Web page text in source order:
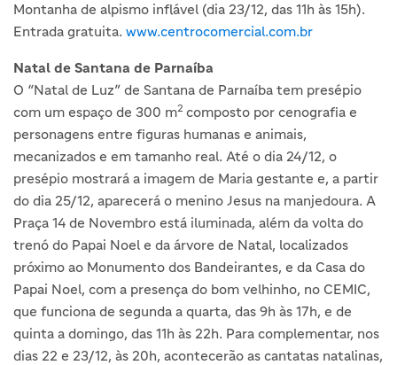
Montanha de alpismo inflável (dia 23/12, das 11h às 15h).
Entrada gratuita. www.centrocomercial.com.br
Natal de Santana de Parnaíba
O “Natal de Luz” de Santana de Parnaíba tem presépio
com um espaço de 300 m2 composto por cenografia e
personagens entre figuras humanas e animais,
mecanizados e em tamanho real. Até o dia 24/12, o
presépio mostrará a imagem de Maria gestante e, a partir
do dia 25/12, aparecerá o menino Jesus na manjedoura. A
Praça 14 de Novembro está iluminada, além da volta do
trenó do Papai Noel e da árvore de Natal, localizados
próximo ao Monumento dos Bandeirantes, e da Casa do
Papai Noel, com a presença do bom velhinho, no CEMIC,
que funciona de segunda a quarta, das 9h às 17h, e de
quinta a domingo, das 11h às 22h. Para complementar, nos
dias 22 e 23/12, às 20h, acontecerão as cantatas natalinas,